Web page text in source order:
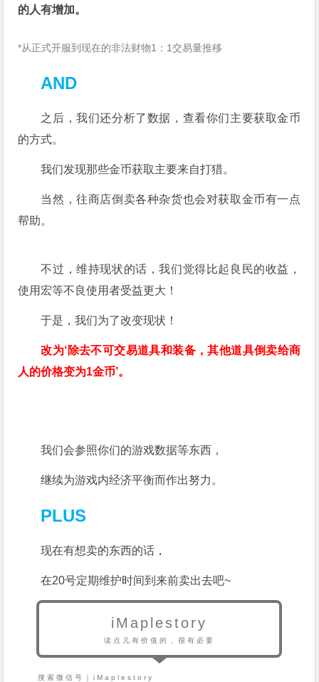
的人有增加。
*从正式开服到现在的非法财物1：1交易量推移
AND
之后，我们还分析了数据，查看你们主要获取金币
的方式。
我们发现那些金币获取主要来自打猎。
当然，往商店倒卖各种杂货也会对获取金币有一点
帮助。
不过，维持现状的话，我们觉得比起良民的收益，
使用宏等不良使用者受益更大！
于是，我们为了改变现状！
改为‘除去不可交易道具和装备，其他道具倒卖给商
人的价格变为1金币’。
我们会参照你们的游戏数据等东西，
继续为游戏内经济平衡而作出努力。
PLUS
现在有想卖的东西的话，
在20号定期维护时间到来前卖出去吧~
iMaplestory
读点儿有价值的，很有必要
搜索微信号｜iMaplestory